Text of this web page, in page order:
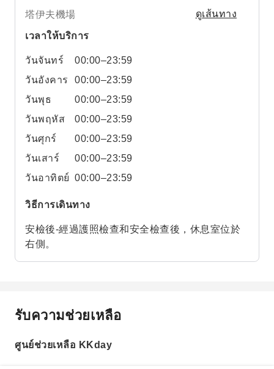
塔伊夫機場 ดูเส้นทาง
เวลาให้บริการ
วันจันทร์
00:00–23:59
วันอังคาร
00:00–23:59
วันพุธ
00:00–23:59
วันพฤหัส
00:00–23:59
วันศุกร์
00:00–23:59
วันเสาร์
00:00–23:59
วันอาทิตย์ 00:00–23:59
วิธีการเดินทาง
安檢後-經過護照檢查和安全檢查後，休息室位於
右側。
รับความช่วยเหลือ
ศูนย์ช่วยเหลือ KKday